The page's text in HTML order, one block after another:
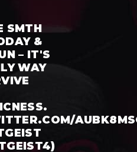
SMTH
&
– IT'S
WAY